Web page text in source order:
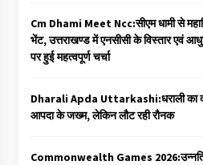
Cm Dhami Meet Ncc:सीएम धामी से
भेंट, उत्तराखण्ड में एनसीसी के विस्तार एवं
पर हुई महत्वपूर्ण चर्चा
Dharali Apda Uttarkashi:धराली का
आपदा के जख्म, लेकिन लौट रही रौनक
Commonwealth Games 2026:उन्नति